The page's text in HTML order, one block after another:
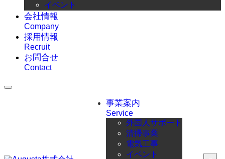
イベント
会社情報
Company
採用情報
Recruit
お問合せ
Contact
事業案内
Service
外国人サポート
清掃事業
電気工事
イベント